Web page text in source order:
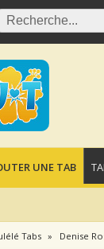
UNE TAB
Tabs Denise